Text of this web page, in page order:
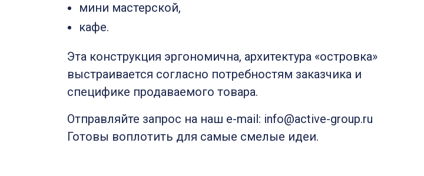
мини мастерской,
кафе.
Эта конструкция эргономична, архитектура «островка»
выстраивается согласно потребностям заказчика и
специфике продаваемого товара.
Отправляйте запрос на наш e-mail: info@active-group.ru
Готовы воплотить для самые смелые идеи.